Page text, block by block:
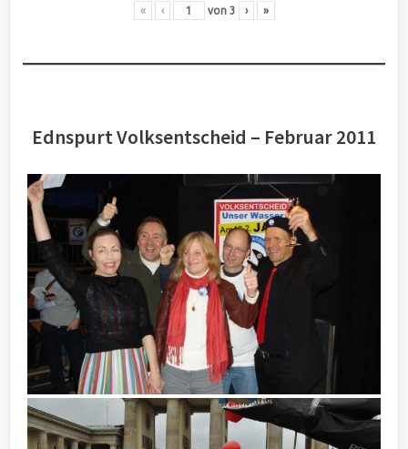
« ‹ von 3 › »
Ednspurt Volksentscheid – Februar 2011